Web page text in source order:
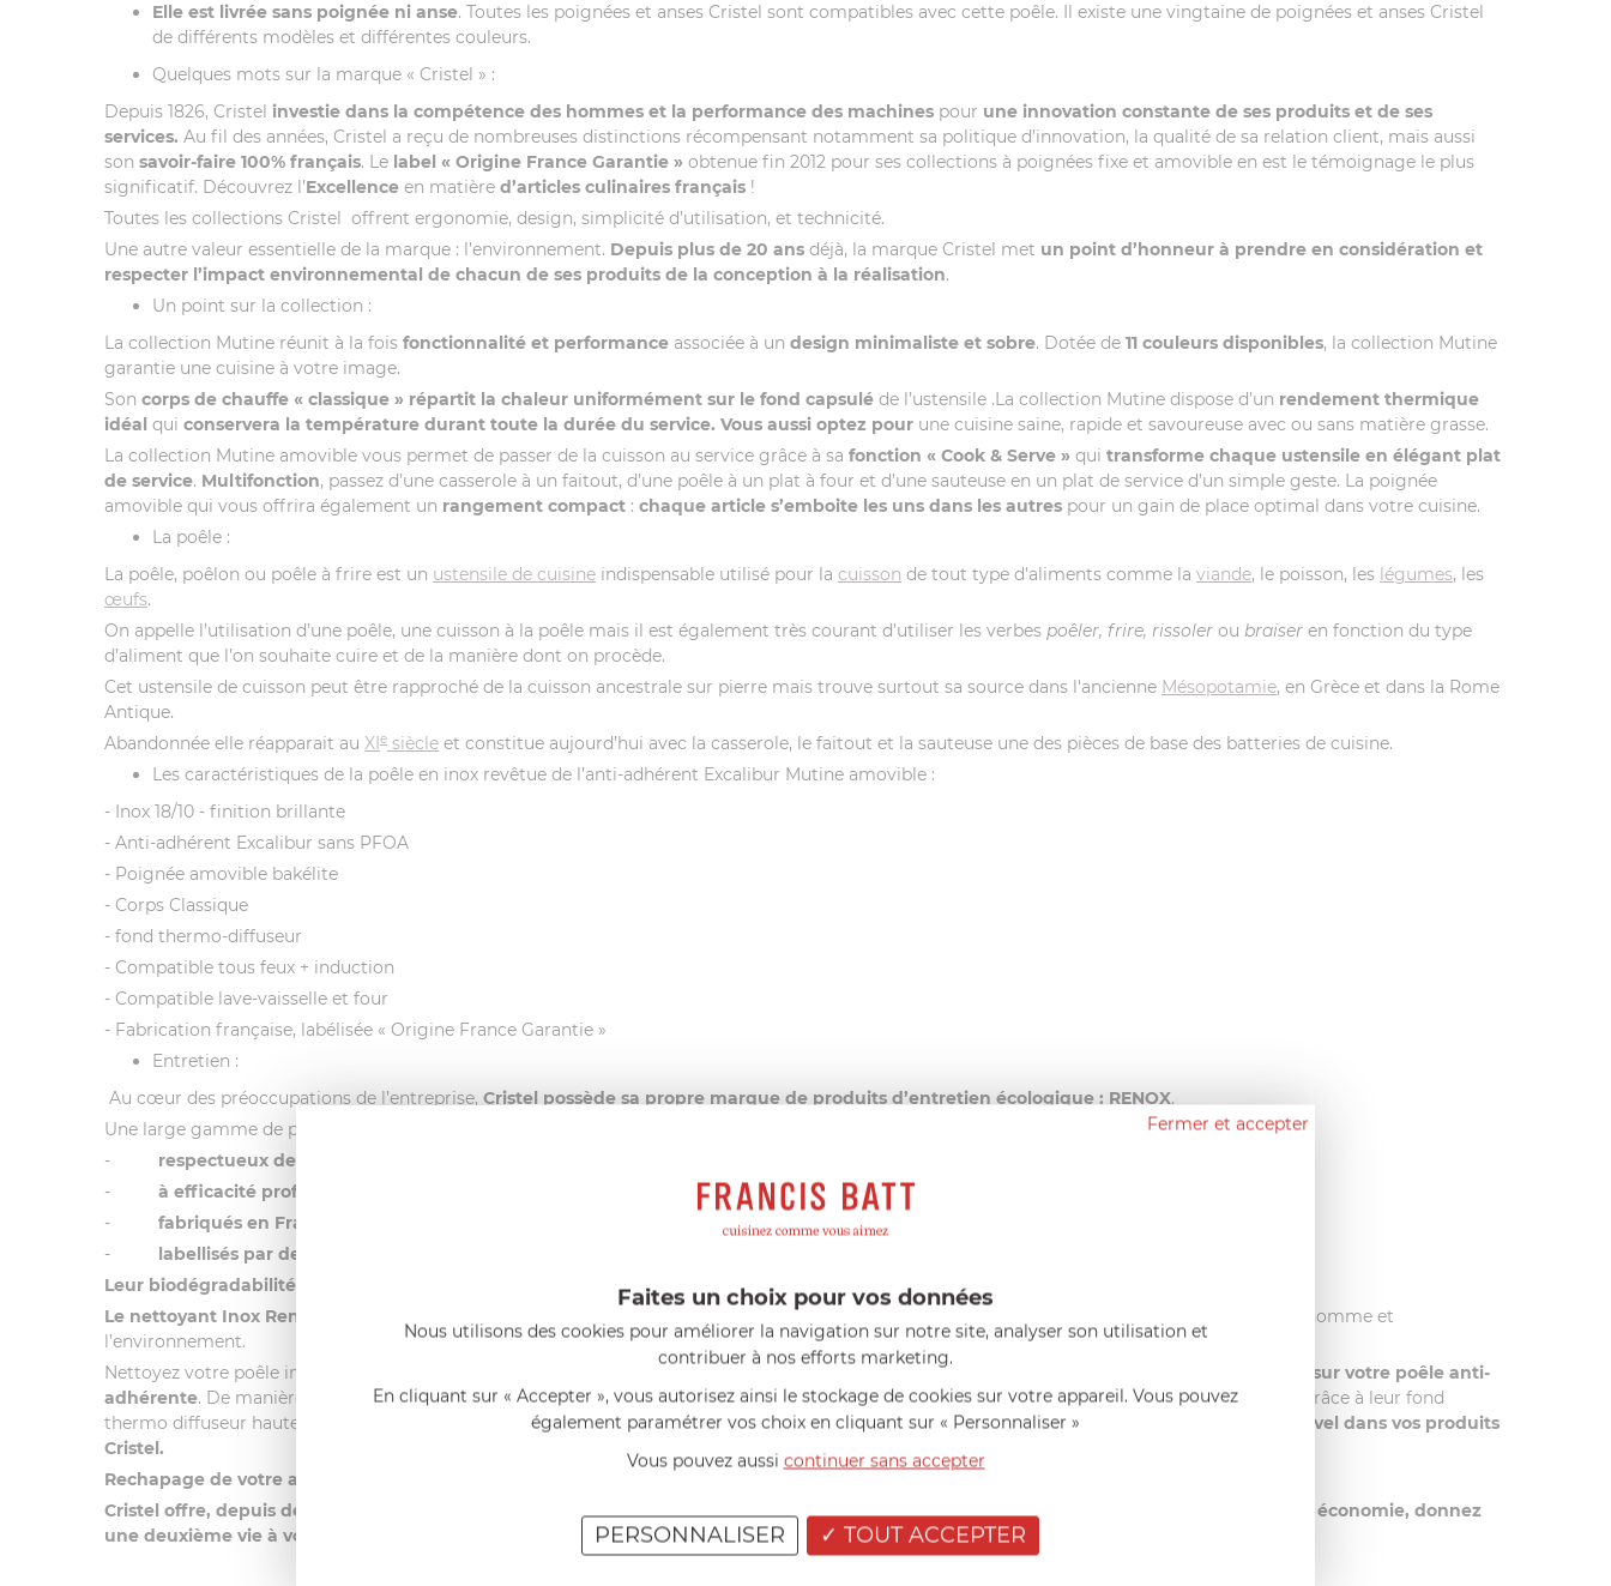
Elle est livrée sans poignée ni anse. Toutes les poignées et anses Cristel sont compatibles avec cette poêle. Il existe une vingtaine de poignées et anses Cristel
de différents modèles et différentes couleurs.
Quelques mots sur la marque « Cristel » :
Depuis 1826, Cristel investie dans la compétence des hommes et la performance des machines pour une innovation constante de ses produits et de ses
services. Au fil des années, Cristel a reçu de nombreuses distinctions récompensant notamment sa politique d’innovation, la qualité de sa relation client, mais aussi
son savoir-faire 100% français. Le label « Origine France Garantie » obtenue fin 2012 pour ses collections à poignées fixe et amovible en est le témoignage le plus
significatif. Découvrez l’Excellence en matière d’articles culinaires français !
Toutes les collections Cristel offrent ergonomie, design, simplicité d’utilisation, et technicité.
Une autre valeur essentielle de la marque : l’environnement. Depuis plus de 20 ans déjà, la marque Cristel met un point d’honneur à prendre en considération et
respecter l’impact environnemental de chacun de ses produits de la conception à la réalisation.
Un point sur la collection :
La collection Mutine réunit à la fois fonctionnalité et performance associée à un design minimaliste et sobre. Dotée de 11 couleurs disponibles, la collection Mutine
garantie une cuisine à votre image.
Son corps de chauffe « classique » répartit la chaleur uniformément sur le fond capsulé de l’ustensile .La collection Mutine dispose d’un rendement thermique
idéal qui conservera la température durant toute la durée du service. Vous aussi optez pour une cuisine saine, rapide et savoureuse avec ou sans matière grasse.
La collection Mutine amovible vous permet de passer de la cuisson au service grâce à sa fonction « Cook & Serve » qui transforme chaque ustensile en élégant plat
de service. Multifonction, passez d’une casserole à un faitout, d’une poêle à un plat à four et d’une sauteuse en un plat de service d’un simple geste. La poignée
amovible qui vous offrira également un rangement compact : chaque article s’emboite les uns dans les autres pour un gain de place optimal dans votre cuisine.
La poêle :
La poêle, poêlon ou poêle à frire est un ustensile de cuisine indispensable utilisé pour la cuisson de tout type d'aliments comme la viande, le poisson, les légumes, les
œufs.
On appelle l’utilisation d’une poêle, une cuisson à la poêle mais il est également très courant d’utiliser les verbes poêler, frire, rissoler ou braiser en fonction du type
d’aliment que l’on souhaite cuire et de la manière dont on procède.
Cet ustensile de cuisson peut être rapproché de la cuisson ancestrale sur pierre mais trouve surtout sa source dans l'ancienne Mésopotamie, en Grèce et dans la Rome
Antique.
Abandonnée elle réapparait au XIe siècle et constitue aujourd’hui avec la casserole, le faitout et la sauteuse une des pièces de base des batteries de cuisine.
Les caractéristiques de la poêle en inox revêtue de l’anti-adhérent Excalibur Mutine amovible :
- Inox 18/10 - finition brillante
- Anti-adhérent Excalibur sans PFOA
- Poignée amovible bakélite
- Corps Classique
- fond thermo-diffuseur
- Compatible tous feux + induction
- Compatible lave-vaisselle et four
- Fabrication française, labélisée « Origine France Garantie »
Entretien :
Au cœur des préoccupations de l’entreprise, Cristel possède sa propre marque de produits d’entretien écologique : RENOX.
Une large gamme de produits :
- respectueux de l’environnement
- à efficacité professionnelle
- fabriqués en France
- labellisés par des organismes indépendants (Ecocert ou Ecolabel)
Leur biodégradabilité est optimale grâce aux tensioactifs d’origine végétale et à un emballage entièrement recyclable
Le nettoyant Inox Renox labellisé Ecocert et fabriqué en France
conviendra parfaitement pour l’entretien de votre poêle dans le respect de l’homme et
l’environnement.
Nettoyez votre poêle inox avec anti-adhérent Excalibur à l’aide d’une éponge douce et du produit vaisselle Renox.
Ne jamais utiliser Renox Inox sur votre poêle anti-
adhérente. De manière générale n’utilisez pas d’éponge trop abrasive lors du lavage de votre article culinaire.Evitez les surchauffes. En effet, grâce à leur fond
thermo diffuseur haute performance, les articles Cristel ont besoin de peu d’énergie pour un rendement optimal.Ne jamais utiliser d’eau de Javel dans vos produits
Cristel.
Rechapage de votre anti-adhérent
Cristel offre, depuis de nombreuses années, à ses consommateurs, la possibilité de rechaper leur poêle anti-adhérente. Entre écologie et économie, donnez
une deuxième vie à votre poêle !
Fermer et accepter
Faites un choix pour vos données
Nous utilisons des cookies pour améliorer la navigation sur notre site, analyser son utilisation et
contribuer à nos efforts marketing.
En cliquant sur « Accepter », vous autorisez ainsi le stockage de cookies sur votre appareil. Vous pouvez
également paramétrer vos choix en cliquant sur « Personnaliser »
Vous pouvez aussi continuer sans accepter
TOUT ACCEPTER
PERSONNALISER